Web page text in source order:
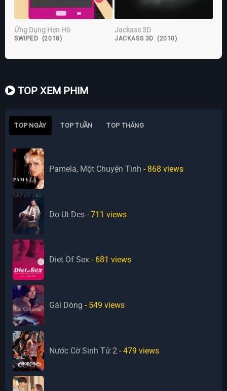
Ứng Dụng Hẹn Hò
SWIPED (2018)
Jackass 3D
JACKASS 3D (2010)
TOP XEM PHIM
TOP NGÀY TOP TUẦN TOP THÁNG
Pamela, Một Chuyện Tình - 868 views
Do Ut Des - 711 views
Diet Of Sex - 681 views
Gái Dòng - 549 views
Nước Cờ Sinh Tử 2 - 479 views